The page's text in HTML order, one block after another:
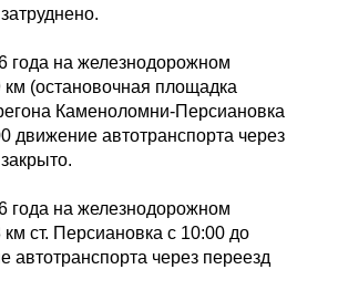
Фотогалерея
года на железнодорожном
км (остановочная площадка
Каменоломни-Персиановка
движение автотранспорта через
года на железнодорожном
ст. Персиановка с 10:00 до
автотранспорта через переезд